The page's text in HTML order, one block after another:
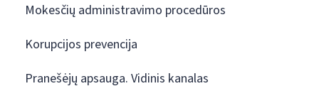
Mokesčių administravimo procedūros
Korupcijos prevencija
Pranešėjų apsauga. Vidinis kanalas